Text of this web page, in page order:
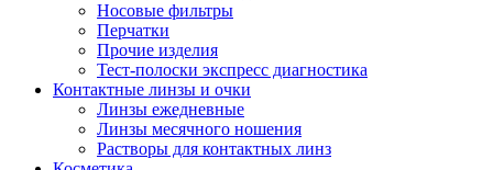
Носовые фильтры
Перчатки
Прочие изделия
Тест-полоски экспресс диагностика
Контактные линзы и очки
Линзы ежедневные
Линзы месячного ношения
Растворы для контактных линз